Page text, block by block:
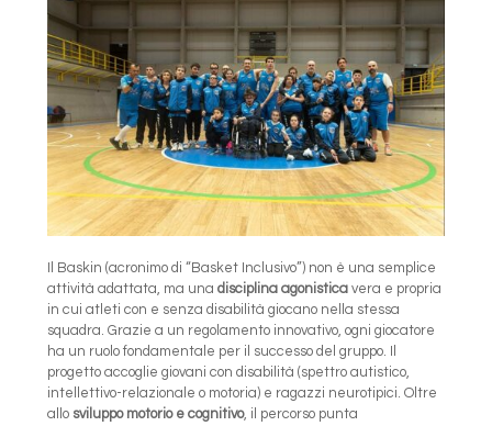
Il Baskin (acronimo di “Basket Inclusivo”) non è una semplice
attività adattata, ma una disciplina agonistica vera e propria
in cui atleti con e senza disabilità giocano nella stessa
squadra. Grazie a un regolamento innovativo, ogni giocatore
ha un ruolo fondamentale per il successo del gruppo. Il
progetto accoglie giovani con disabilità (spettro autistico,
intellettivo-relazionale o motoria) e ragazzi neurotipici. Oltre
allo sviluppo motorio e cognitivo, il percorso punta